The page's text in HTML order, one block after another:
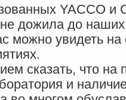
YACCO
дожила до
можно увидеть
сказать, что на
и